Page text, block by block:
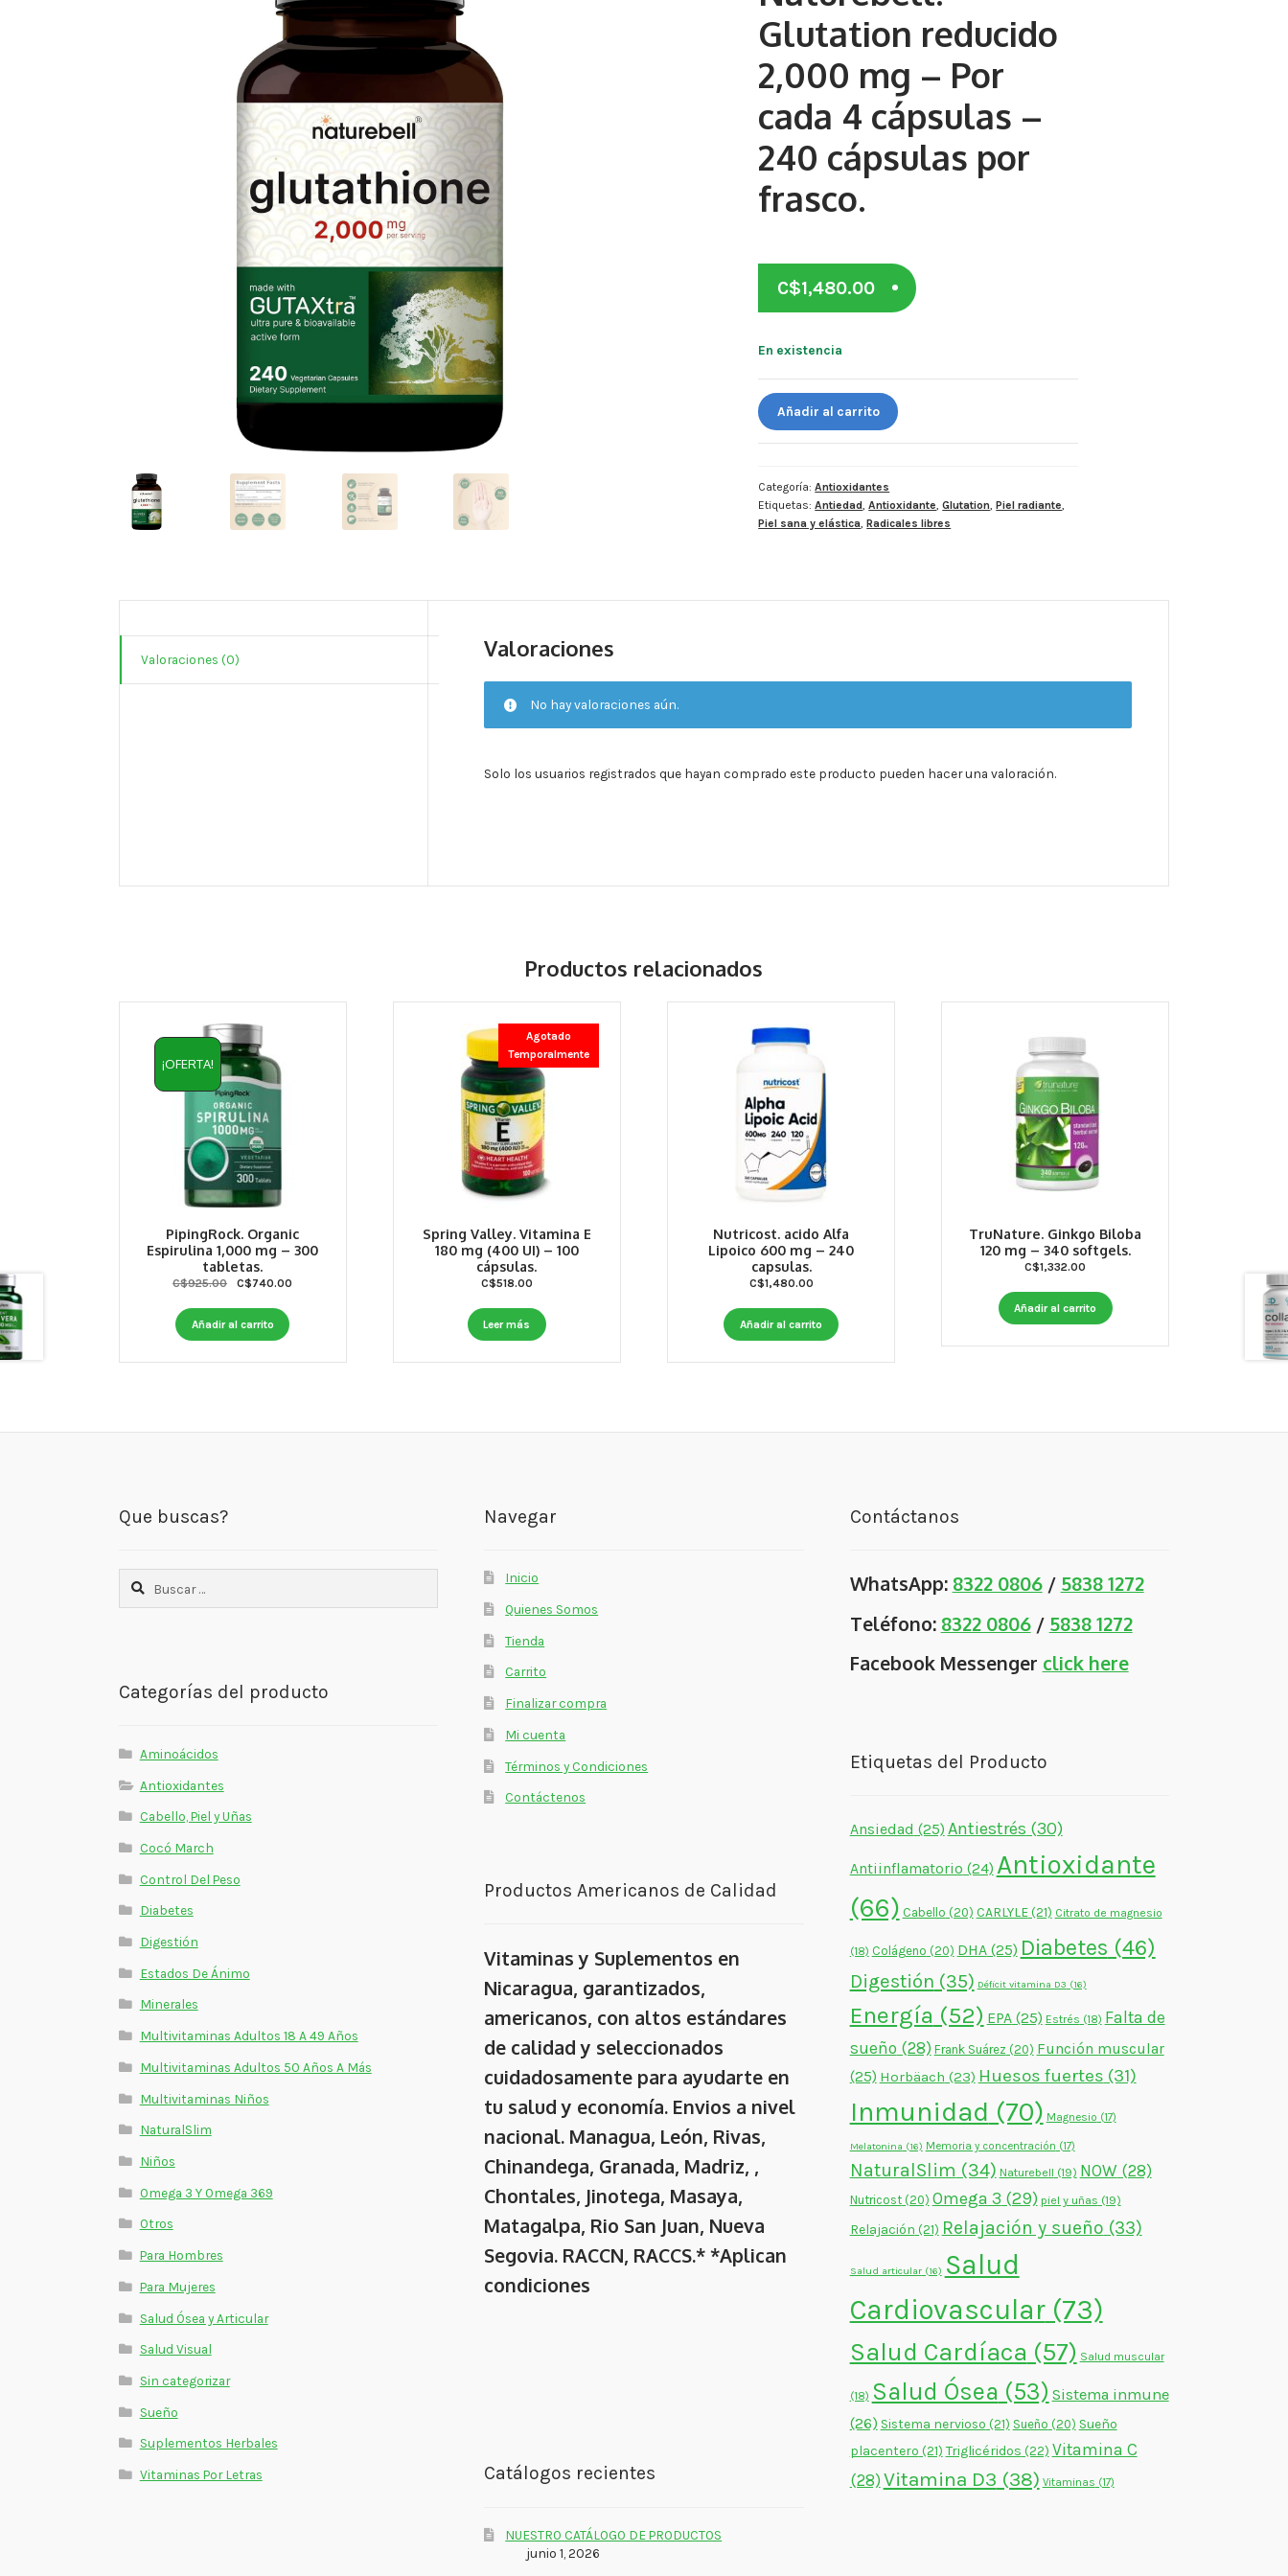
Glutation reducido
2,000 mg – Por
cada 4 cápsulas –
240 cápsulas por
frasco.
C$1,480.00
En existencia
Naturebell.
Glutation
reducido
mg
-
Por
Añadir al carrito
Categoría:Antioxidantes
Etiquetas:Antiedad ,Antioxidante ,Glutation ,Piel radiante
Piel sana y elástica ,Radicales libres
Valoraciones (0) Valoraciones
No hay valoraciones aún.
Solo los usuarios registrados que hayan comprado este producto pueden hacer una valoración.
Productos relacionados
PipingRock. Organic
Espirulina 1,000 mg – 300
tabletas.
¡OFERTA!
C$925.00
Original
was:
C$925.00.
C$740.00
Añadir al carrito
Spring Valley. Vitamina E
180 mg (400 UI) – 100
cápsulas.
Agotado
Temporalmente
C$518.00
Leer más
Nutricost. acido Alfa
Lipoico 600 mg – 240
capsulas.
C$1,480.00
Añadir al carrito
TruNature. Ginkgo Biloba
120 mg – 340 softgels.
C$1,332.00
Añadir al carrito
Que buscas?
Buscar:
Categorías del producto
Aminoácidos
Antioxidantes
Cabello, Piel y Uñas
Cocó March
Control Del Peso
Diabetes
Digestión
Estados De Ánimo
Minerales
Multivitaminas Adultos 18 A 49 Años
Multivitaminas Adultos 50 Años A Más
Multivitaminas Niños
NaturalSlim
Niños
Omega 3 Y Omega 369
Otros
Para Hombres
Para Mujeres
Salud Ósea y Articular
Salud Visual
Sin categorizar
Sueño
Suplementos Herbales
Vitaminas Por Letras
Navegar
Inicio
Quienes Somos
Tienda
Carrito
Finalizar compra
Mi cuenta
Términos y Condiciones
Contáctenos
Productos Americanos de Calidad
Vitaminas y Suplementos en
Nicaragua, garantizados,
americanos, con altos estándares
de calidad y seleccionados
cuidadosamente para ayudarte en
tu salud y economía. Envios a nivel
nacional. Managua, León, Rivas,
Chinandega, Granada, Madriz, ,
Chontales, Jinotega, Masaya,
Matagalpa, Rio San Juan, Nueva
Segovia. RACCN, RACCS.* *Aplican
condiciones
Catálogos recientes
NUESTRO CATÁLOGO DE PRODUCTOS
junio 1, 2026
Contáctanos
WhatsApp: 8322 0806/ 5838 1272
Teléfono: 8322 0806/ 5838 1272
Facebook Messenger click here
Etiquetas del Producto
Ansiedad (25) Antiestrés (30)
Antiinflamatorio (24) Antioxidante
(66) Cabello (20) CARLYLE(21) Citrato de magnesio
(18) Colágeno (20) DHA(25) Diabetes (46)
Digestión (35) Déficit vitamina D3 (16)
Energía (52) EPA(25) Estrés (18) Falta de
sueño (28) Frank Suárez (20) Función muscular
(25) Horbäach (23) Huesos fuertes (31)
Inmunidad (70) Magnesio (17)
Melatonina (16) Memoria y concentración (17)
NaturalSlim (34) Naturebell (19) NOW (28)
Nutricost(20) Omega 3 (29) piel y uñas (19)
Relajación (21) Relajación y sueño (33)
Salud articular(16) Salud
Cardiovascular(73)
Salud Cardíaca (57) Salud muscular
(18) Salud Ósea (53) Sistema inmune
(26) Sistema nervioso (21) Sueño (20) Sueño
placentero (21) Triglicéridos (22) Vitamina C
(28) Vitamina D3 (38) Vitaminas (17)